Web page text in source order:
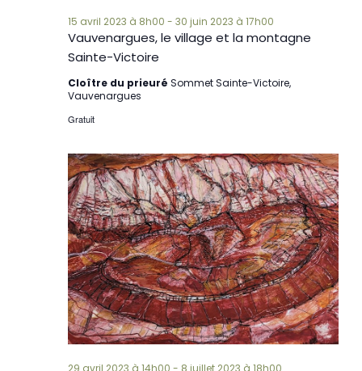
Vauvenargues, le village et la montagne
Sainte-Victoire
15 avril 2023 à 8h00 - 30 juin 2023 à 17h00
Cloître du prieuré Sommet Sainte-Victoire,
Vauvenargues
Gratuit